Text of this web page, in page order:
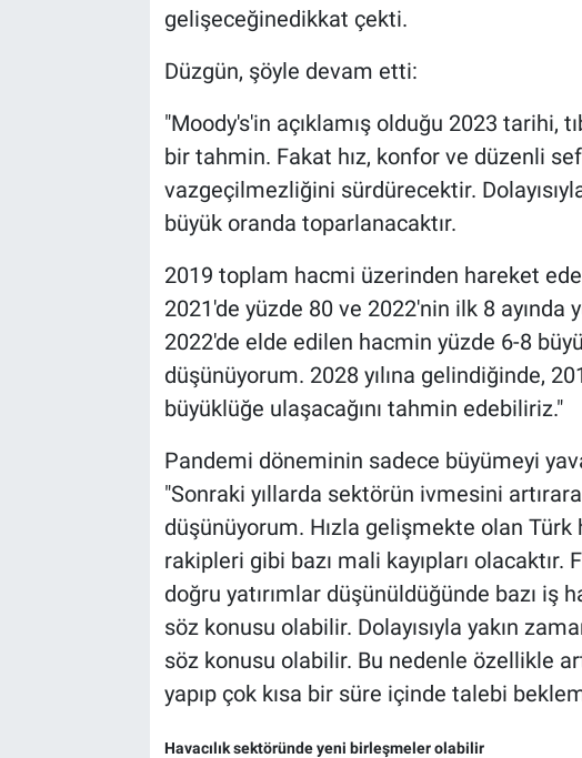
gelişeceğinedikkat çekti.
Düzgün, şöyle devam etti:
"Moody's'in açıklamış olduğu 2023 tarihi,
bir tahmin. Fakat hız, konfor ve düzenli
vazgeçilmezliğini sürdürecektir.
büyük oranda toparlanacaktır.
2019 toplam hacmi üzerinden hareket
2021'de yüzde 80 ve 2022'nin ilk 8 ayında
2022'de elde edilen hacmin yüzde 6-8
düşünüyorum. 2028 yılına gelindiğinde,
büyüklüğe ulaşacağını tahmin edebiliriz."
Pandemi döneminin sadece büyümeyi
"Sonraki yıllarda sektörün ivmesini
düşünüyorum. Hızla gelişmekte olan Türk
rakipleri gibi bazı mali kayıpları
doğru yatırımlar düşünüldüğünde bazı
söz konusu olabilir. Dolayısıyla yakın
söz konusu olabilir. Bu nedenle özellikle
yapıp çok kısa bir süre içinde talebi
Havacılık sektöründe yeni birleşmeler olabilir